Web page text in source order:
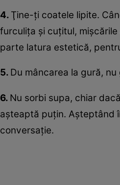
4. Ţine-ţi coatele lipite.
furculiţa şi cuţitul,
parte latura estetică,
5. Du mâncarea la gură,
6. Nu sorbi supa, chiar
aşteaptă puţin. Aşteptând
conversaţie.